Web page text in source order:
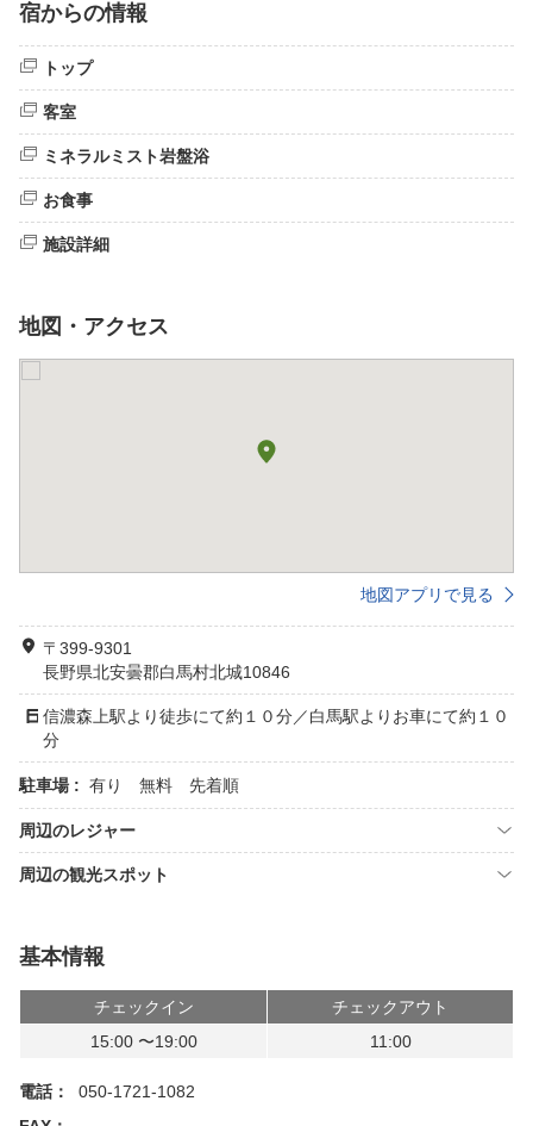
宿からの情報
トップ
客室
ミネラルミスト岩盤浴
お食事
施設詳細
地図・アクセス
地図アプリで見る
〒399-9301
長野県北安曇郡白馬村北城10846
信濃森上駅より徒歩にて約１０分／白馬駅よりお車にて約１０
分
駐車場 : 有り 無料 先着順
周辺のレジャー
周辺の観光スポット
基本情報
チェックイン
チェックアウト
15:00 〜19:00
11:00
電話：
050-1721-1082